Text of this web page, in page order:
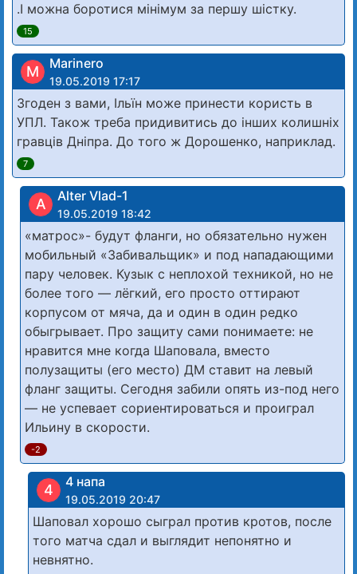
.І можна боротися мінімум за першу шістку.
15
M Marinero
19.05.2019 17:17
Згоден з вами, Ільїн може принести користь в
УПЛ. Також треба придивитись до інших колишніх
гравців Дніпра. До того ж Дорошенко, наприклад.
7
A Alter Vlad-1
19.05.2019 18:42
«матрос»- будут фланги, но обязательно нужен
мобильный «Забивальщик» и под нападающими
пару человек. Кузык с неплохой техникой, но не
более того — лёгкий, его просто оттирают
корпусом от мяча, да и один в один редко
обыгрывает. Про защиту сами понимаете: не
нравится мне когда Шаповала, вместо
полузащиты (его место) ДМ ставит на левый
фланг защиты. Сегодня забили опять из-под него
— не успевает сориентироваться и проиграл
Ильину в скорости.
-2
4 4 напа
19.05.2019 20:47
Шаповал хорошо сыграл против кротов, после
того матча сдал и выглядит непонятно и
невнятно.